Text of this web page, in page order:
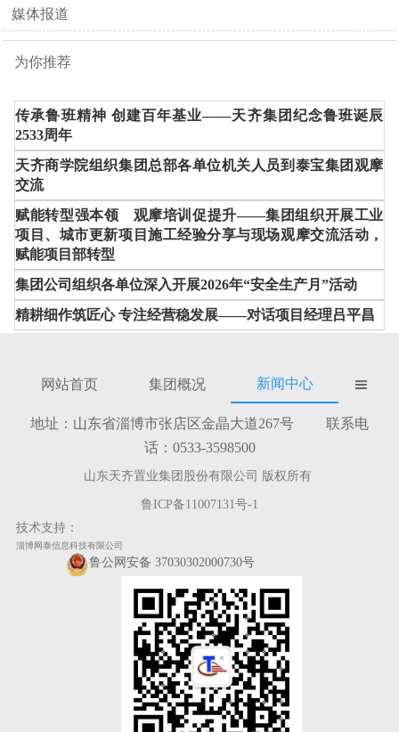
媒体报道
为你推荐
传承鲁班精神 创建百年基业——天齐集团纪念鲁班诞辰
2533周年
天齐商学院组织集团总部各单位机关人员到泰宝集团观摩
交流
赋能转型强本领 观摩培训促提升——集团组织开展工业
项目、城市更新项目施工经验分享与现场观摩交流活动，
赋能项目部转型
集团公司组织各单位深入开展2026年“安全生产月”活动
精耕细作筑匠心 专注经营稳发展——对话项目经理吕平昌
网站首页 集团概况 新闻中心 
地址：山东省淄博市张店区金晶大道267号 联系电
话：0533-3598500
山东天齐置业集团股份有限公司 版权所有
鲁ICP备11007131号-1
技术支持：
淄博网泰信息科技有限公司
鲁公网安备 37030302000730号